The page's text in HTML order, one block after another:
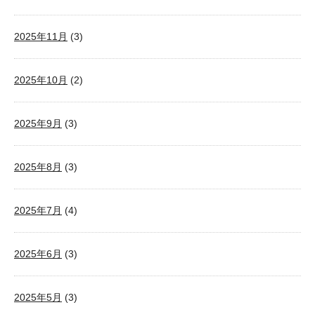
2025年11月 (3)
2025年10月 (2)
2025年9月 (3)
2025年8月 (3)
2025年7月 (4)
2025年6月 (3)
2025年5月 (3)